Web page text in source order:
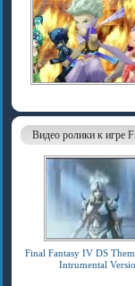
Видео ролики к игре
Final Fantasy IV DS
Intrumental